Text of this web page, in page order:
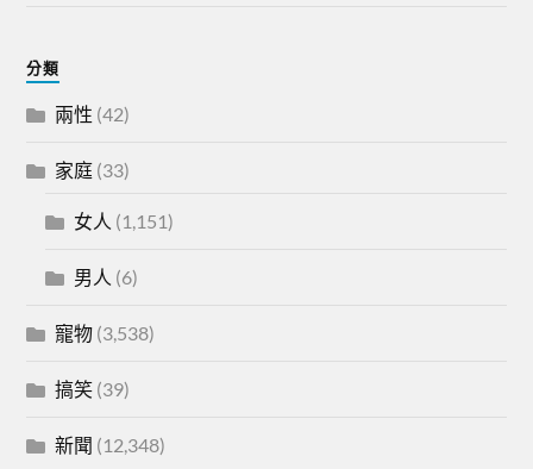
分類
兩性 (42)
家庭 (33)
女人 (1,151)
男人 (6)
寵物 (3,538)
搞笑 (39)
新聞 (12,348)